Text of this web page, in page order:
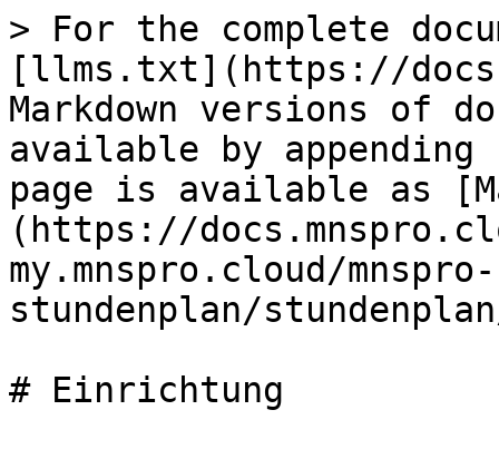
> For the complete
[llms.txt](https://
Markdown versions of
available by
page is available as
(https://
my.mnspro.cloud/
stundenplan/
# Einrichtung